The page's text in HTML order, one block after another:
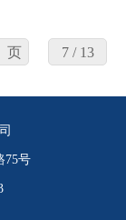
页 7 / 13
75号